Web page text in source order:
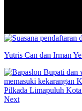
Yutris Can dan Irman
Next